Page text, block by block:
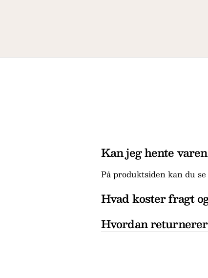
Kan jeg hente
På produktsiden kan du
Hvad koster fragt
Hvordan